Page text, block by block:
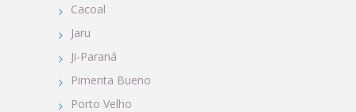
Cacoal
Jaru
Ji-Paraná
Pimenta Bueno
Porto Velho